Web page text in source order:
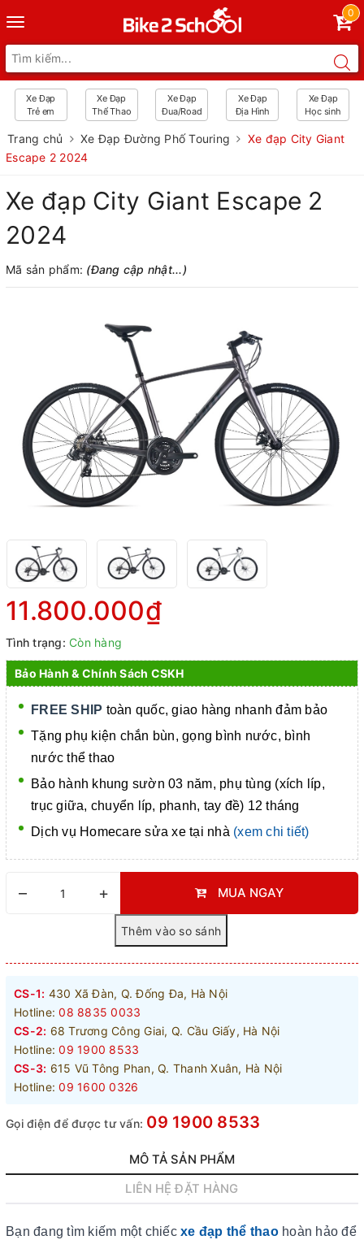
Toggle
navigation
0
Xe Đạp
Trẻ em
Xe Đạp
Thể Thao
Xe Đạp
Đua/Road
Xe Đạp
Địa Hình
Xe Đạp
Học sinh
Trang chủ Xe Đạp Đường Phố Touring
Xe đạp City Giant
Escape 2 2024
Xe đạp City Giant Escape 2
2024
Mã sản phẩm: (Đang cập nhật...)
11.800.000₫
Tình trạng: Còn hàng
Bảo Hành & Chính Sách CSKH
FREE SHIP toàn quốc, giao hàng nhanh đảm bảo
Tặng phụ kiện chắn bùn, gọng bình nước, bình
nước thể thao
Bảo hành khung sườn 03 năm, phụ tùng (xích líp,
trục giữa, chuyển líp, phanh, tay đề) 12 tháng
Dịch vụ Homecare sửa xe tại nhà (xem chi tiết)
– + MUA NGAY
CS-1: 430 Xã Đàn, Q. Đống Đa, Hà Nội
Hotline: 08 8835 0033
CS-2: 68 Trương Công Giai, Q. Cầu Giấy, Hà Nội
Hotline: 09 1900 8533
CS-3: 615 Vũ Tông Phan, Q. Thanh Xuân, Hà Nội
Hotline: 09 1600 0326
Gọi điện để được tư vấn: 09 1900 8533
MÔ TẢ SẢN PHẨM
LIÊN HỆ ĐẶT HÀNG
Bạn đang tìm kiếm một chiếc xe đạp thể thao hoàn hảo để